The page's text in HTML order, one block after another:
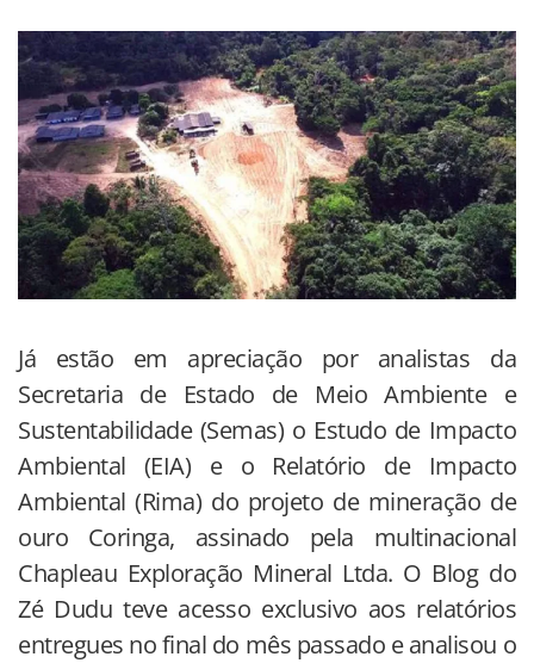
Já estão em apreciação por analistas da
Secretaria de Estado de Meio Ambiente e
Sustentabilidade (Semas) o Estudo de Impacto
Ambiental (EIA) e o Relatório de Impacto
Ambiental (Rima) do projeto de mineração de
ouro Coringa, assinado pela multinacional
Chapleau Exploração Mineral Ltda. O Blog do
Zé Dudu teve acesso exclusivo aos relatórios
entregues no final do mês passado e analisou o